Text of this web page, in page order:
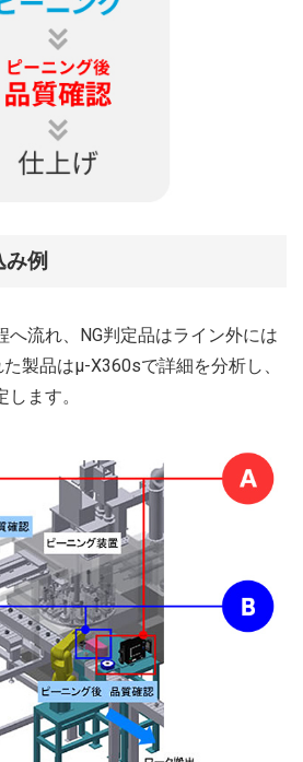
例
へ流れ、NG判定品はライン外には
製品はμ-X360sで詳細を分析し、
ます。